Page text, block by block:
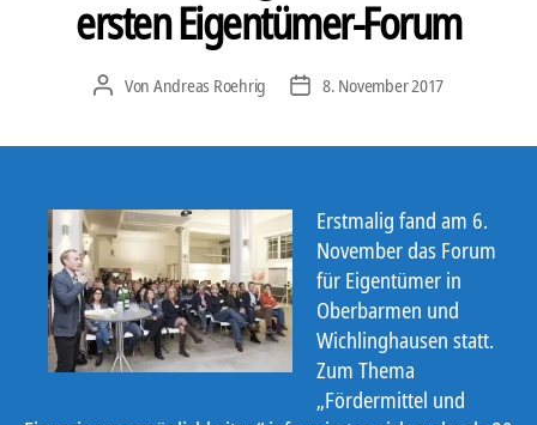
ersten Eigentümer-Forum
Beitragsautor
Von Andreas Roehrig Veröffentlichungsdatum
8. November 2017
Erstmalig fand am 6.
November das Forum
für Eigentümer in
Oberbarmen und
Wichlinghausen statt.
Zum Thema
„Fördermittel und